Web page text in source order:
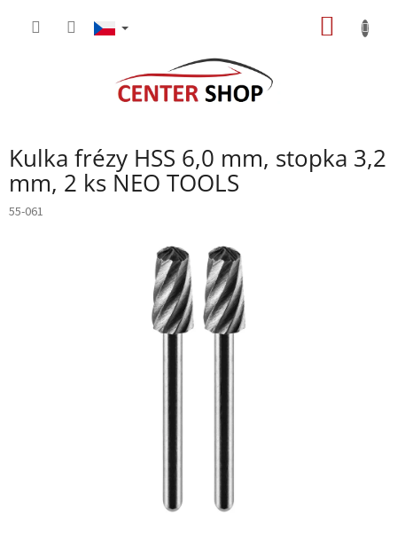
Kulka frézy HSS 6,0 mm, stopka 3,2
mm, 2 ks NEO TOOLS
55-061